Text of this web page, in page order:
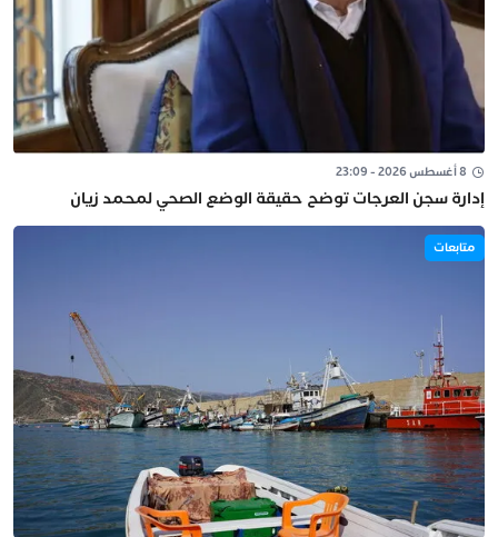
8 أغسطس 2026 - 23:09
إدارة سجن العرجات توضح حقيقة الوضع الصحي لمحمد زيان
متابعات